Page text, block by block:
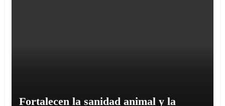
Fortalecen la sanidad animal y la